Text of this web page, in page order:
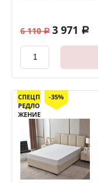
6 110 a 3 971 a
СПЕЦП
РЕДЛО
ЖЕНИЕ
-35%